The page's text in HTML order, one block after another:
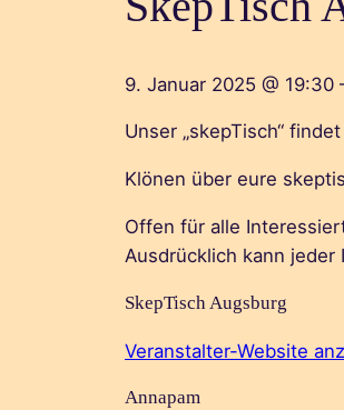
9. Januar 2025 @ 19:30
Unser „skepTisch“
Klönen über eure
Offen für alle
Ausdrücklich kann
SkepTisch Augsburg
Veranstalter-Website
Annapam